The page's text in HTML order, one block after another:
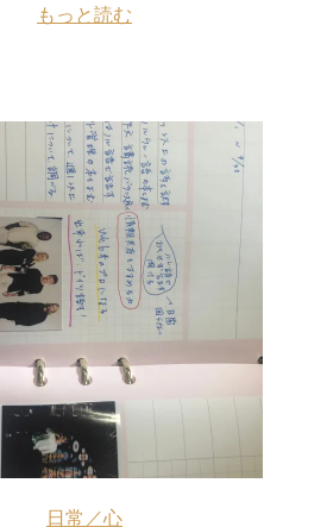
もっと読む
日常／心